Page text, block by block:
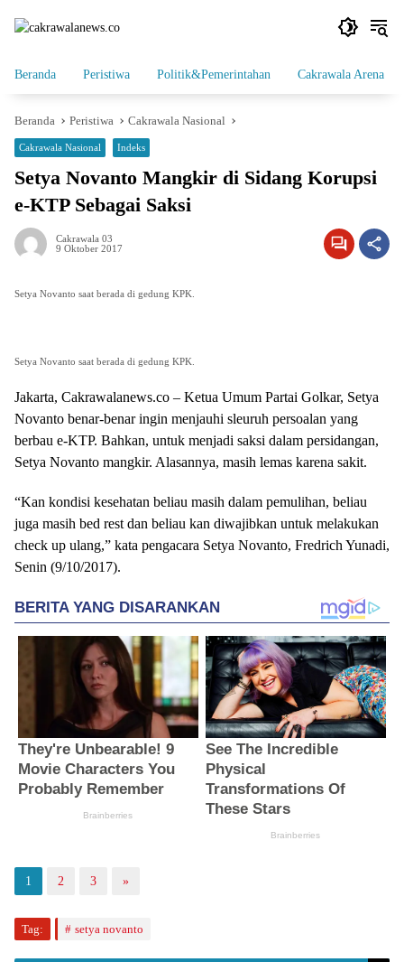
Beranda Peristiwa Politik&Pemerintahan Cakrawala Arena
Beranda Peristiwa Cakrawala Nasional
Cakrawala Nasional Indeks
Setya Novanto Mangkir di Sidang Korupsi
e-KTP Sebagai Saksi
Cakrawala 03
9 Oktober 2017
Setya Novanto saat berada di gedung KPK.
Setya Novanto saat berada di gedung KPK.
Jakarta, Cakrawalanews.co – Ketua Umum Partai Golkar, Setya
Novanto benar-benar ingin menjauhi sleuruh persoalan yang
berbau e-KTP. Bahkan, untuk menjadi saksi dalam persidangan,
Setya Novanto mangkir. Alasannya, masih lemas karena sakit.
“Kan kondisi kesehatan beliau masih dalam pemulihan, beliau
juga masih bed rest dan beliau kan diwajibkan untuk melakukan
check up ulang,” kata pengacara Setya Novanto, Fredrich Yunadi,
Senin (9/10/2017).
1 2 3 »
Tag: setya novanto